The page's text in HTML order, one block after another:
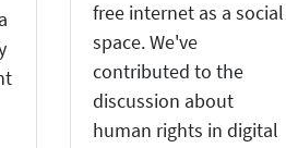
free internet as a social
space. We've
contributed to the
discussion about
human rights in digital